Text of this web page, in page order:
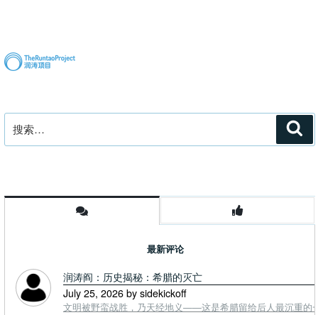
索：
最新评论
润涛阎：历史揭秘：希腊的灭亡
July 25, 2026 by sidekickoff
文明被野蛮战胜，乃天经地义——这是希腊留给后人最沉重的